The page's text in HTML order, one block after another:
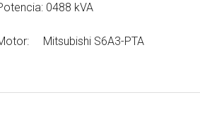
0488 kVA
Mitsubishi S6A3-PTA